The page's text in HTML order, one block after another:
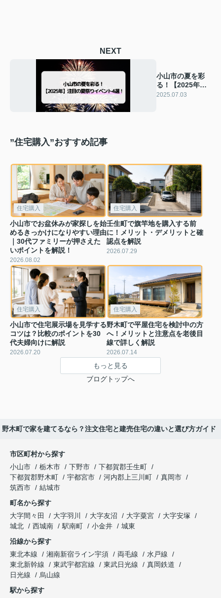
NEXT
小山市の夏を彩
る！【2025年】
注目の夏祭りイ
2025.07.03
”住宅購入”おすすめ記事
住宅購入
小山市でお盆休みが家探しを始
めるきっかけになりやすい理由
｜30代ファミリーが押さえた
いポイントを解説！
2026.08.02
住宅購入
壬生町で旗竿地を購入する前
に！メリット・デメリットと確
認点を解説
2026.07.29
住宅購入
小山市で住宅展示場を見学する
コツは？比較のポイントを30
代夫婦向けに解説
2026.07.20
住宅購入
野木町で平屋住宅を検討中の方
へ！メリットと注意点を老後目
線で詳しく解説
2026.07.14
もっと見る
ブログトップへ
野木町で家を建てるなら？注文住宅と建売住宅の違いと選び方ガイド
市区町村から探す
小山市
栃木市 下野市
下都賀郡壬生町
下都賀郡野木町
宇都宮市 河内郡上三川町
真岡市
筑西市
結城市
町名から探す
大字間々田
大字羽川 大字友沼 大字粟宮
大字安塚
城北
西城南 駅南町 小金井
城東
沿線から探す
東北本線
湘南新宿ライン宇須 両毛線
水戸線
東北新幹線
東武宇都宮線 東武日光線
真岡鉄道
日光線
烏山線
駅から探す